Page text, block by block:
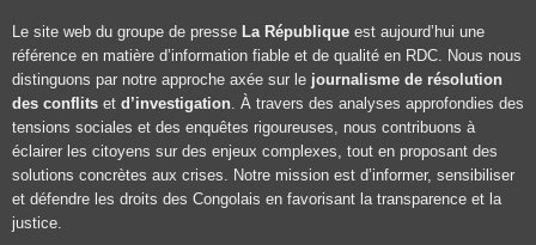
Le site web du groupe de presse La République est aujourd’hui une
référence en matière d’information fiable et de qualité en RDC. Nous nous
distinguons par notre approche axée sur le journalisme de résolution
des conflits et d’investigation. À travers des analyses approfondies des
tensions sociales et des enquêtes rigoureuses, nous contribuons à
éclairer les citoyens sur des enjeux complexes, tout en proposant des
solutions concrètes aux crises. Notre mission est d’informer, sensibiliser
et défendre les droits des Congolais en favorisant la transparence et la
justice.